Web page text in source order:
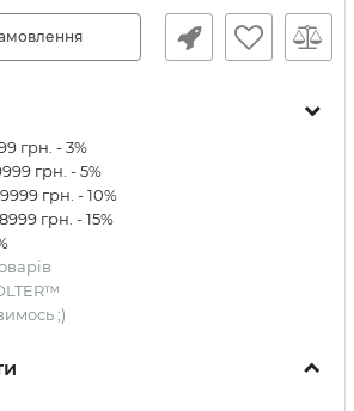
грн. - 3%
грн. - 5%
грн. - 10%
грн. - 15%
;)